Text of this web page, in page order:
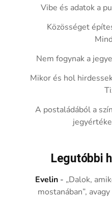
Vibe és adatok a
Közösséget
Nem fogynak a
Mikor és hol
A postaládából a
Legutóbbi
Evelin - „Dalok,
mostanában”,